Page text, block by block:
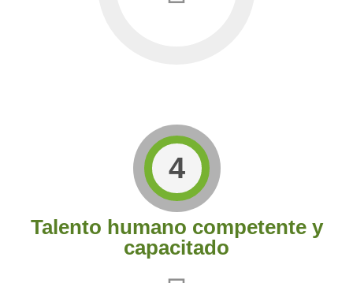
4
Talento humano competente y
capacitado